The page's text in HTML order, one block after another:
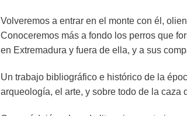
Volveremos a entrar en el monte con él,
Conoceremos más a fondo los perros que
en Extremadura y fuera de ella, y a sus
Un trabajo bibliográfico e histórico de la
arqueología, el arte, y sobre todo de la caza